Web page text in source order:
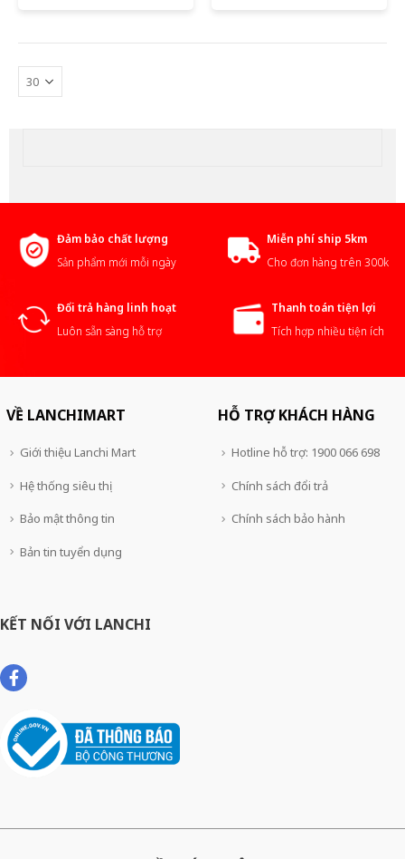
Đảm bảo chất lượng
Sản phẩm mới mỗi ngày
Miễn phí ship 5km
Cho đơn hàng trên 300k
Đổi trả hàng linh hoạt
Luôn sẵn sàng hỗ trợ
Thanh toán tiện lợi
Tích hợp nhiều tiện ích
VỀ LANCHIMART
Giới thiệu Lanchi Mart
Hệ thống siêu thị
Bảo mật thông tin
Bản tin tuyển dụng
HỖ TRỢ KHÁCH HÀNG
Hotline hỗ trợ: 1900 066 698
Chính sách đổi trả
Chính sách bảo hành
KẾT NỐI VỚI LANCHI